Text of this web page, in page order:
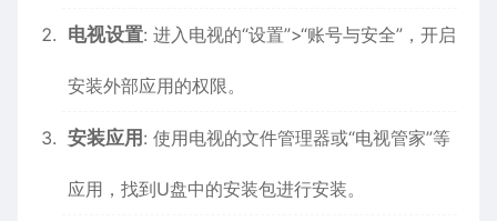
电视设置: 进入电视的“设置”>“账号与安全”，开启
安装外部应用的权限。
安装应用 : 使用电视的文件管理器或“电视管家”等
应用，找到U盘中的安装包进行安装。